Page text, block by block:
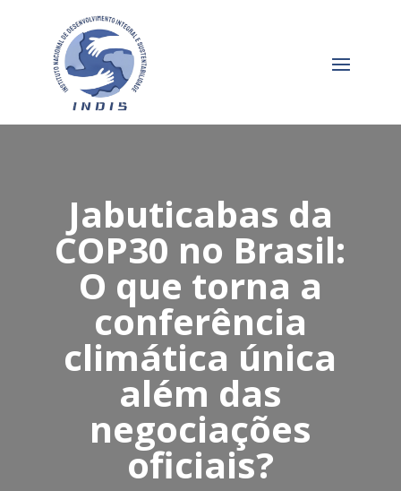
Jabuticabas da
COP30 no Brasil:
O que torna a
conferência
climática única
além das
negociações
oficiais?